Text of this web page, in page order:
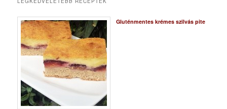
Gluténmentes krémes szilvás pite